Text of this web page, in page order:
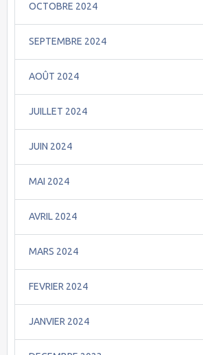
OCTOBRE 2024
SEPTEMBRE 2024
AOÛT 2024
JUILLET 2024
JUIN 2024
MAI 2024
AVRIL 2024
MARS 2024
FEVRIER 2024
JANVIER 2024